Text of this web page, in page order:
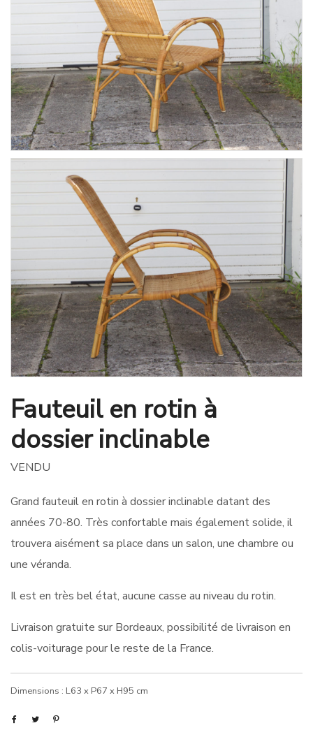
Fauteuil en rotin à
dossier inclinable
VENDU
Grand fauteuil en rotin à dossier inclinable datant des
années 70-80. Très confortable mais également solide, il
trouvera aisément sa place dans un salon, une chambre ou
une véranda.
Il est en très bel état, aucune casse au niveau du rotin.
Livraison gratuite sur Bordeaux, possibilité de livraison en
colis-voiturage pour le reste de la France.
Dimensions : L63 x P67 x H95 cm